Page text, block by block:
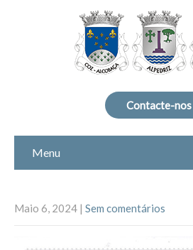
Contacte-nos
Menu
Maio 6, 2024 | Sem comentários